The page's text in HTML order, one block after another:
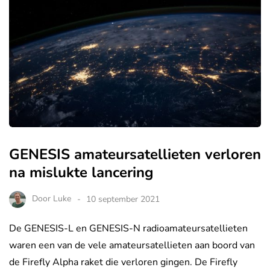
GENESIS amateursatellieten verloren
na mislukte lancering
Door Luke 10 september 2021
De GENESIS-L en GENESIS-N radioamateursatellieten
waren een van de vele amateursatellieten aan boord van
de Firefly Alpha raket die verloren gingen. De Firefly